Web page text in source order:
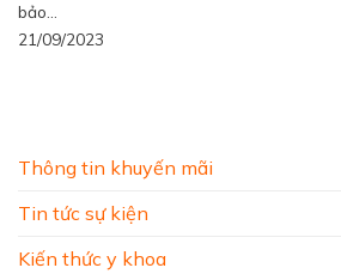
Thông tin khuyến mãi
Tin tức sự kiện
Kiến thức y khoa
bảo...
21/09/2023